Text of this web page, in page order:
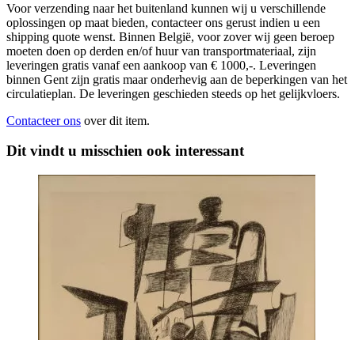
Voor verzending naar het buitenland kunnen wij u verschillende
oplossingen op maat bieden, contacteer ons gerust indien u een
shipping quote wenst. Binnen België, voor zover wij geen beroep
moeten doen op derden en/of huur van transportmateriaal, zijn
leveringen gratis vanaf een aankoop van € 1000,-. Leveringen
binnen Gent zijn gratis maar onderhevig aan de beperkingen van het
circulatieplan. De leveringen geschieden steeds op het gelijkvloers.
Contacteer ons over dit item.
Dit vindt u misschien ook interessant